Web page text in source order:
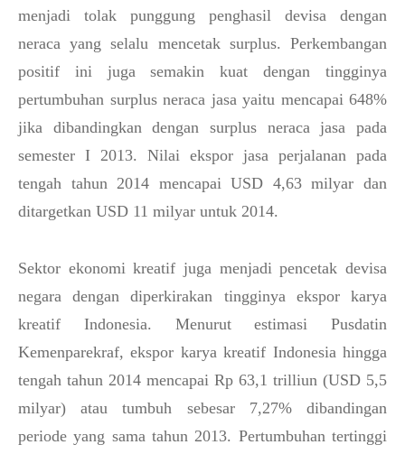
menjadi tolak punggung penghasil devisa dengan
neraca yang selalu mencetak surplus. Perkembangan
positif ini juga semakin kuat dengan tingginya
pertumbuhan surplus neraca jasa yaitu mencapai 648%
jika dibandingkan dengan surplus neraca jasa pada
semester I 2013. Nilai ekspor jasa perjalanan pada
tengah tahun 2014 mencapai USD 4,63 milyar dan
ditargetkan USD 11 milyar untuk 2014.
Sektor ekonomi kreatif juga menjadi pencetak devisa
negara dengan diperkirakan tingginya ekspor karya
kreatif Indonesia. Menurut estimasi Pusdatin
Kemenparekraf, ekspor karya kreatif Indonesia hingga
tengah tahun 2014 mencapai Rp 63,1 trilliun (USD 5,5
milyar) atau tumbuh sebesar 7,27% dibandingan
periode yang sama tahun 2013. Pertumbuhan tertinggi